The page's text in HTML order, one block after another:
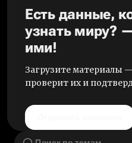
Есть данные,
узнать миру?
ими!
Загрузите материалы
проверит их и